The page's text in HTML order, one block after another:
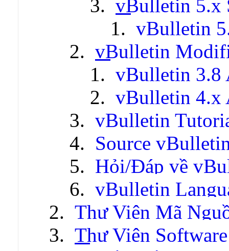
vBulletin 5.x
vBulletin
vBulletin
vBulletin 3.8
vBulletin 4.x
vBulletin
Source
Hỏi/Đáp về
vBulletin
Thư Viện Mã
Thư Viện Software